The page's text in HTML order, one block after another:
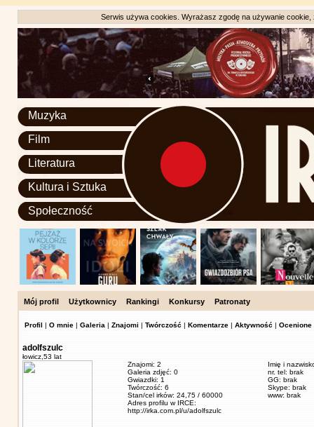
Serwis używa cookies. Wyrażasz zgodę na używanie
Muzyka
Film
Literatura
Kultura i Sztuka
Społeczność
Mój profil Użytkownicy Rankingi Konkursy Patronaty
Profil | O mnie | Galeria | Znajomi | Twórczość | Komentarze | Aktywność | Ocenione
adolfszulc
łowicz, 53 lat
Znajomi: 2
Galeria zdjęć: 0
Gwiazdki: 1
Twórczość: 6
Stan/cel irków: 24,75 / 60000
Adres profilu w IRCE:
http://irka.com.pl/u/adolfszulc
Imię i
nr. tel: brak
GG: brak
Skype: brak
www: brak